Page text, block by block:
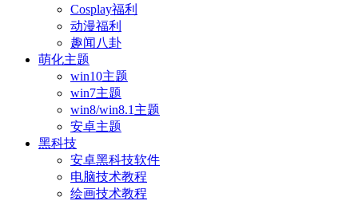
Cosplay福利
动漫福利
趣闻八卦
萌化主题
win10主题
win7主题
win8/win8.1主题
安卓主题
黑科技
安卓黑科技软件
电脑技术教程
绘画技术教程